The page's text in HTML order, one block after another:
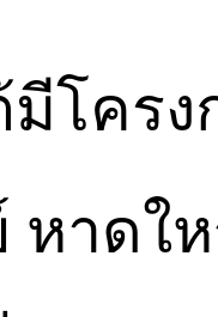
โคร
หาดใ